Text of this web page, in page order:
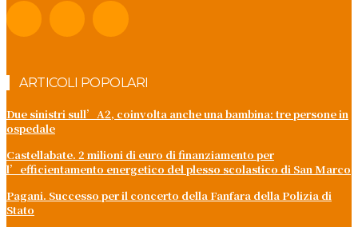
ARTICOLI POPOLARI
Due sinistri sull’A2, coinvolta anche una bambina: tre persone in
ospedale
Castellabate. 2 milioni di euro di finanziamento per
l’efficientamento energetico del plesso scolastico di San Marco
Pagani. Successo per il concerto della Fanfara della Polizia di
Stato